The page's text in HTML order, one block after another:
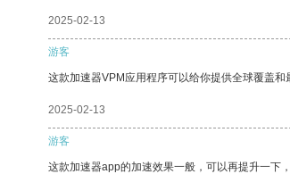
2025-02-13
游客
这款加速器VPM应用程序可以给你提供全球覆盖和
2025-02-13
游客
这款加速器app的加速效果一般，可以再提升一下